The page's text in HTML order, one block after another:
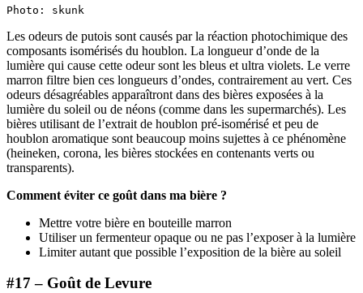
Photo: skunk
Les odeurs de putois sont causés par la réaction photochimique des
composants isomérisés du houblon. La longueur d’onde de la
lumière qui cause cette odeur sont les bleus et ultra violets. Le verre
marron filtre bien ces longueurs d’ondes, contrairement au vert. Ces
odeurs désagréables apparaîtront dans des bières exposées à la
lumière du soleil ou de néons (comme dans les supermarchés). Les
bières utilisant de l’extrait de houblon pré-isomérisé et peu de
houblon aromatique sont beaucoup moins sujettes à ce phénomène
(heineken, corona, les bières stockées en contenants verts ou
transparents).
Comment éviter ce goût dans ma bière ?
Mettre votre bière en bouteille marron
Utiliser un fermenteur opaque ou ne pas l’exposer à la lumière
Limiter autant que possible l’exposition de la bière au soleil
#17 – Goût de Levure